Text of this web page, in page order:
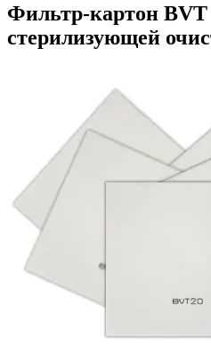
Фильтр-картон BVT
стерилизующей